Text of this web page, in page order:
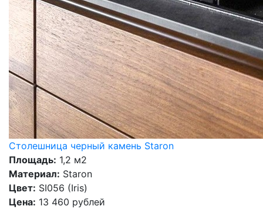
Столешница черный камень Staron
Площадь: 1,2 м2
Материал: Staron
Цвет: SI056 (Iris)
Цена: 13 460 рублей